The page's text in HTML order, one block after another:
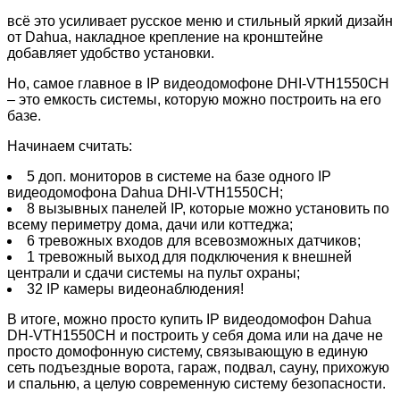
всё это усиливает русское меню и стильный яркий дизайн
от Dahua, накладное крепление на кронштейне
добавляет удобство установки.
Но, самое главное в IP видеодомофоне DHI-VTH1550CH
– это емкость системы, которую можно построить на его
базе.
Начинаем считать:
5 доп. мониторов в системе на базе одного IP
видеодомофона Dahua DHI-VTH1550CH;
8 вызывных панелей IP, которые можно установить по
всему периметру дома, дачи или коттеджа;
6 тревожных входов для всевозможных датчиков;
1 тревожный выход для подключения к внешней
централи и сдачи системы на пульт охраны;
32 IP камеры видеонаблюдения!
В итоге, можно просто купить IP видеодомофон Dahua
DH-VTH1550CH и построить у себя дома или на даче не
просто домофонную систему, связывающую в единую
сеть подъездные ворота, гараж, подвал, сауну, прихожую
и спальню, а целую современную систему безопасности.